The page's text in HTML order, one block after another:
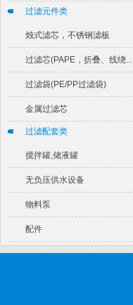
过滤元件类
烛式滤芯，不锈钢滤板
过滤芯(PAPE，折叠、线绕...
过滤袋(PE/PP过滤袋)
金属过滤芯
过滤配套类
搅拌罐,储液罐
无负压供水设备
物料泵
配件